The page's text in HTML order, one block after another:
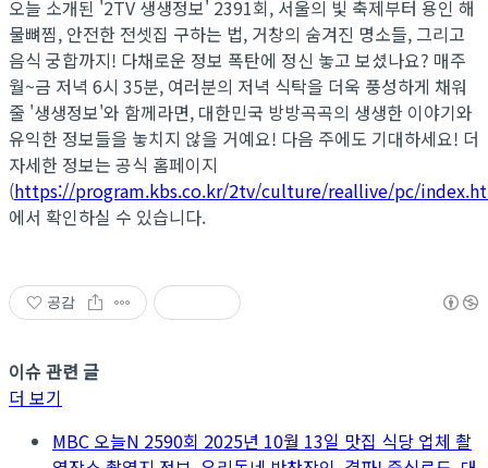
오늘 소개된 '2TV 생생정보' 2391회, 서울의 빛 축제부터 용인 해
물뼈찜, 안전한 전셋집 구하는 법, 거창의 숨겨진 명소들, 그리고
음식 궁합까지! 다채로운 정보 폭탄에 정신 놓고 보셨나요? 매주
월~금 저녁 6시 35분, 여러분의 저녁 식탁을 더욱 풍성하게 채워
줄 '생생정보'와 함께라면, 대한민국 방방곡곡의 생생한 이야기와
유익한 정보들을 놓치지 않을 거예요! 다음 주에도 기대하세요! 더
자세한 정보는 공식 홈페이지
(https://program.kbs.co.kr/2tv/culture/reallive/pc/
에서 확인하실 수 있습니다.
공감
이슈 관련 글
더 보기
MBC 오늘N 2590회 2025년 10월 13일 맛집 식당 업체 촬